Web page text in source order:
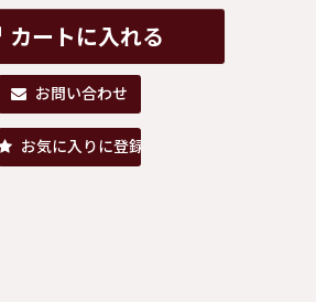
カートに入れる
お問い合わせ
お気に入りに登録